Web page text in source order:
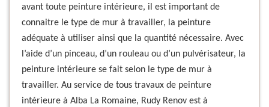
avant toute peinture intérieure, il est important de
connaitre le type de mur à travailler, la peinture
adéquate à utiliser ainsi que la quantité nécessaire. Avec
l’aide d’un pinceau, d’un rouleau ou d’un pulvérisateur, la
peinture intérieure se fait selon le type de mur à
travailler. Au service de tous travaux de peinture
intérieure à Alba La Romaine, Rudy Renov est à